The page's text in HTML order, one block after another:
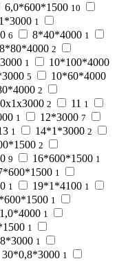
6,0*600*1500 10
1
6 8*40*4000 1
8*80*4000 2
1 10*100*4000
5 10*60*4000
2
2 11 1
1 12*3000 7
1 14*1*3000 2
2
9 16*600*1500 1
1
1 19*1*4100 1
1
1
1
1
30*0,8*3000 1